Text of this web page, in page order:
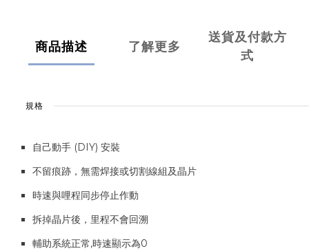
商品描述 了解更多
送貨及付款方
式
規格
自己動手 (DIY) 安裝
不留痕跡，無需焊接或切割線組及晶片
時速與哩程同步停止作動
拆掉晶片後，里程不會回溯
輔助系統正常,時速顯示為0